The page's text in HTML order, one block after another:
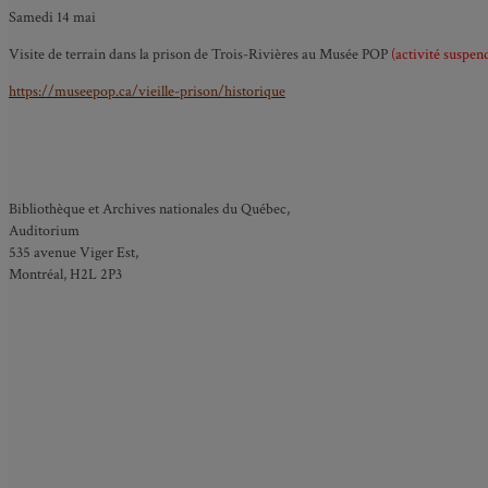
Samedi 14 mai
Visite de terrain dans la prison de Trois-Rivières au Musée POP (activité
https://museepop.ca/vieille-prison/historique
Bibliothèque et Archives nationales du Québec,
Auditorium
535 avenue Viger Est,
Montréal, H2L 2P3